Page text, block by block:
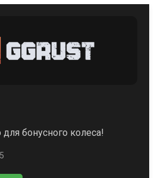
бонусного колеса!